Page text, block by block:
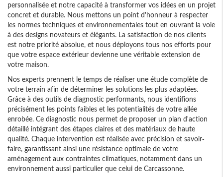
personnalisée et notre capacité à transformer vos idées en un projet
concret et durable. Nous mettons un point d'honneur à respecter
les normes techniques et environnementales tout en ouvrant la voie
à des designs novateurs et élégants. La satisfaction de nos clients
est notre priorité absolue, et nous déployons tous nos efforts pour
que votre espace extérieur devienne une véritable extension de
votre maison.
Nos experts prennent le temps de réaliser une étude complète de
votre terrain afin de déterminer les solutions les plus adaptées.
Grâce à des outils de diagnostic performants, nous identifions
précisément les points faibles et les potentialités de votre allée
enrobée. Ce diagnostic nous permet de proposer un plan d'action
détaillé intégrant des étapes claires et des matériaux de haute
qualité. Chaque intervention est réalisée avec précision et savoir-
faire, garantissant ainsi une résistance optimale de votre
aménagement aux contraintes climatiques, notamment dans un
environnement aussi particulier que celui de Carcassonne.